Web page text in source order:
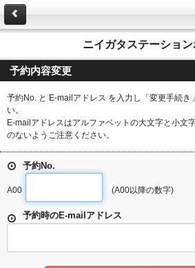
ニイガタステーショ
予約内容変更
予約No. と E-mailアドレス を入力し「変更手続き
い。
E-mailアドレスはアルファベットの大文字と小文
のないようご注意ください。
予約No.
A00 (A00以降の数字)
予約時のE-mailアドレス